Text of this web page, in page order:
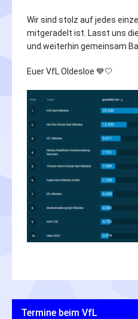
Wir sind stolz auf jedes
mitgeradelt ist. Lasst uns
und weiterhin gemeinsam
Euer VfL Oldesloe 💙🤍
Termine beim VfL